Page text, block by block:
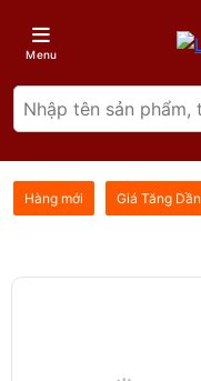
Menu
Hàng mới Giá Tăng Dần